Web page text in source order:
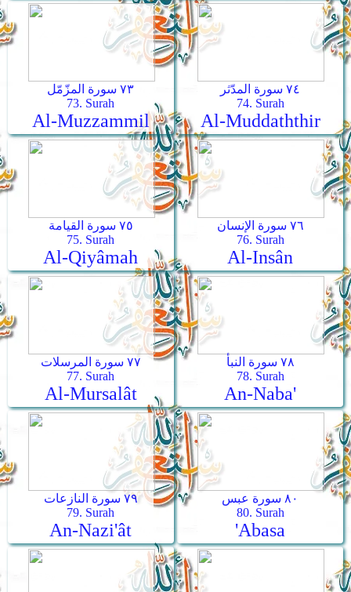
٧٣ سورة المزّمّل
73. Surah
Al-Muzzammil
٧٤ سورة المدّثر
74. Surah
Al-Muddaththir
٧٥ سورة القيامة
75. Surah
Al-Qiyâmah
٧٦ سورة الإنسان
76. Surah
Al-Insân
٧٧ سورة المرسلات
77. Surah
Al-Mursalât
٧٨ سورة النبأ
78. Surah
An-Naba'
٧٩ سورة النازعات
79. Surah
An-Nazi'ât
٨٠ سورة عبس
80. Surah
'Abasa